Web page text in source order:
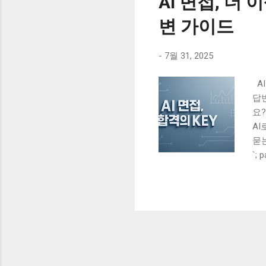
변 가이드
- 7월 31, 2025
답
요
AI
묻
운
`;